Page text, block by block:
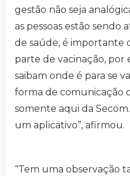
gestão não seja
as pessoas estão sendo
de saúde, é importante
parte de vacinação, por
saibam onde é para se
forma de comunicação
somente aqui da
um aplicativo”, afirmou.
“Tem uma observação